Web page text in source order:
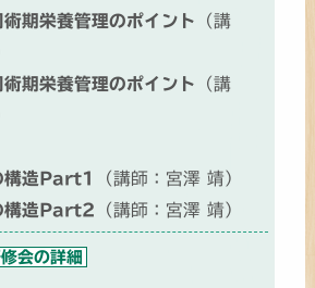
期栄養管理のポイント
（講
期栄養管理のポイント
（講
構造Part1
（講師：宮澤 靖）
構造Part2
（講師：宮澤 靖）
会の詳細